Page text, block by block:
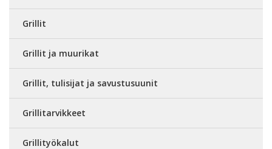
Grillit
Grillit ja muurikat
Grillit, tulisijat ja savustusuunit
Grillitarvikkeet
Grillityökalut